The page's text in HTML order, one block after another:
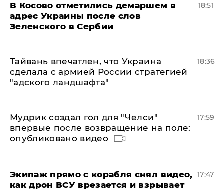
В Косово отметились демаршем в
адрес Украины после слов
Зеленского в Сербии
18:51
Тайвань впечатлен, что Украина
сделала с армией России стратегией
"адского ландшафта"
18:36
Мудрик создал гол для "Челси"
впервые после возвращение на поле:
опубликовано видео
17:59
Экипаж прямо с корабля снял видео,
как дрон ВСУ врезается и взрывает
17:47